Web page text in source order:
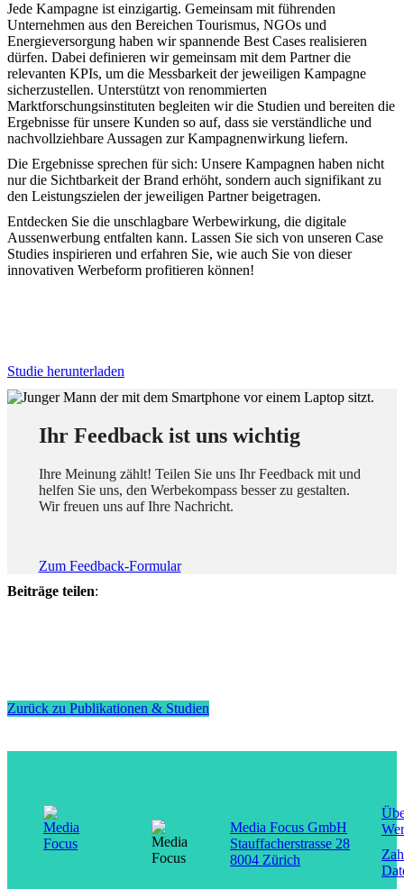
Jede Kampagne ist einzigartig. Gemeinsam mit führenden
Unternehmen aus den Bereichen Tourismus, NGOs und
Energieversorgung haben wir spannende Best Cases realisieren
dürfen. Dabei definieren wir gemeinsam mit dem Partner die
relevanten KPIs, um die Messbarkeit der jeweiligen Kampagne
sicherzustellen. Unterstützt von renommierten
Marktforschungsinstituten begleiten wir die Studien und bereiten die
Ergebnisse für unsere Kunden so auf, dass sie verständliche und
nachvollziehbare Aussagen zur Kampagnenwirkung liefern.
Die Ergebnisse sprechen für sich: Unsere Kampagnen haben nicht
nur die Sichtbarkeit der Brand erhöht, sondern auch signifikant zu
den Leistungszielen der jeweiligen Partner beigetragen.
Entdecken Sie die unschlagbare Werbewirkung, die digitale
Aussenwerbung entfalten kann. Lassen Sie sich von unseren Case
Studies inspirieren und erfahren Sie, wie auch Sie von dieser
innovativen Werbeform profitieren können!
Studie herunterladen
Ihr Feedback ist uns wichtig
Ihre Meinung zählt! Teilen Sie uns Ihr Feedback mit und
helfen Sie uns, den Werbekompass besser zu gestalten.
Wir freuen uns auf Ihre Nachricht.
Zum Feedback-Formular
Beiträge teilen:
Zurück zu Publikationen & Studien
Media Focus GmbH
Stauffacherstrasse 28
8004 Zürich